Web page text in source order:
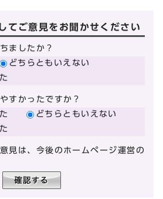
てご意見をお聞かせください
ましたか？
どちらともいえない
すかったですか？
どちらともいえない
見は、今後のホームページ運営の